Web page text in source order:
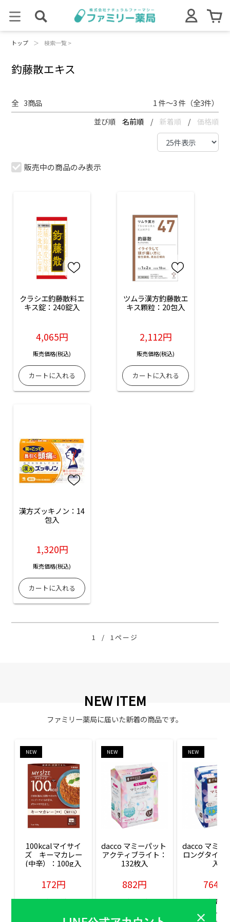
トップ ＞ 検索一覧 >
釣藤散エキス
全 3商品 1 件～3 件（全3件）
並び順 名前順 / 新着順 / 価格順
販売中の商品のみ表示
クラシエ釣藤散料エ
キス錠：240錠入
4,065円
販売価格(税込)
ツムラ漢方釣藤散エ
キス顆粒：20包入
2,112円
販売価格(税込)
漢方ズッキノン：14
包入
1,320円
販売価格(税込)
1 / 1ページ
NEW ITEM
ファミリー薬局に届いた新着の商品です。
NEW
100kcalマイサイ
ズ　キーマカレー
(中辛）：100g入
172円
販売価格(税込)
NEW
dacco マミーパット
アクティブライト：
132枚入
882円
販売価格(税込)
NEW
dacco マミー
ロングタイム
入
764円
販売価格(税